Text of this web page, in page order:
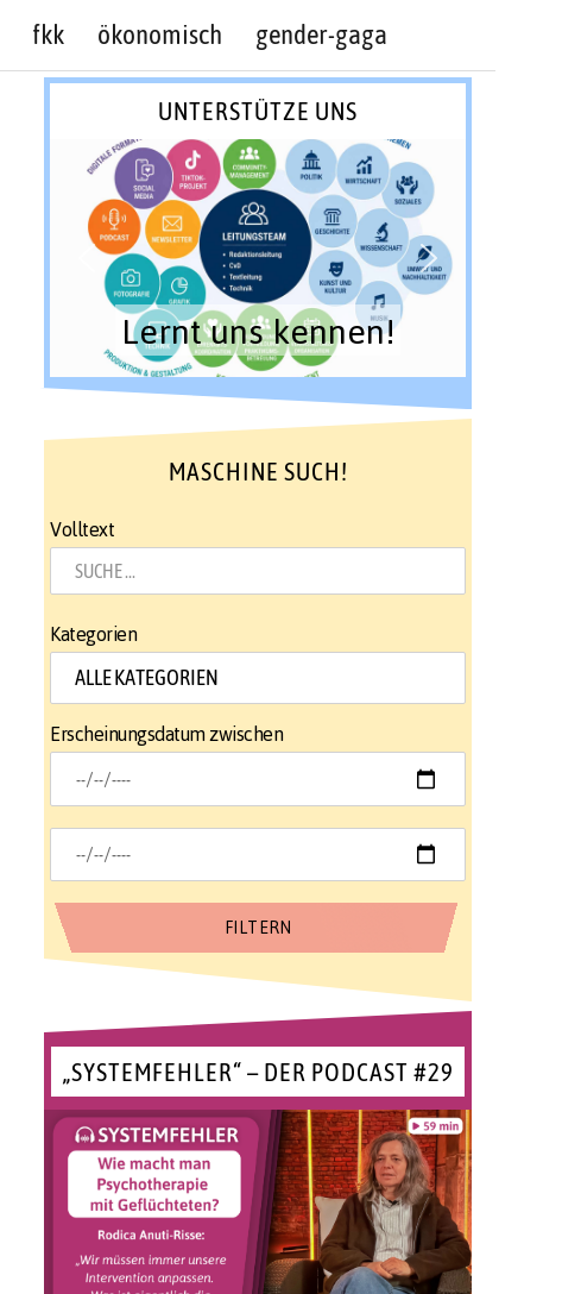
fkk ökonomisch gender-gaga
UNTERSTÜTZE UNS
Lernt uns kennen!
MASCHINE SUCH!
Volltext
Kategorien
Erscheinungsdatum zwischen
„SYSTEMFEHLER“ – DER PODCAST #29